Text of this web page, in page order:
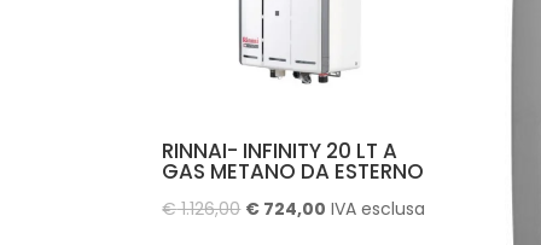
RINNAI- INFINITY 20 LT A
GAS METANO DA ESTERNO
€1.126,00 Il
€ 724,00 IlIVA esclusa